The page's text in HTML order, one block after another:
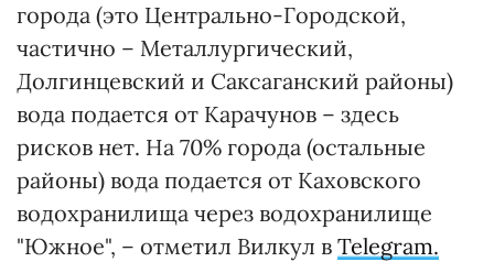
города (это Центрально-Городской,
частично – Металлургический,
Долгинцевский и Саксаганский районы)
вода подается от Карачунов – здесь
рисков нет. На 70% города (остальные
районы) вода подается от Каховского
водохранилища через водохранилище
"Южное", – отметил Вилкул в Telegram.